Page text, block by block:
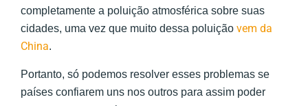
completamente a poluição atmosférica sobre suas
cidades, uma vez que muito dessa poluição vem da
China.
Portanto, só podemos resolver esses problemas se
países confiarem uns nos outros para assim poder